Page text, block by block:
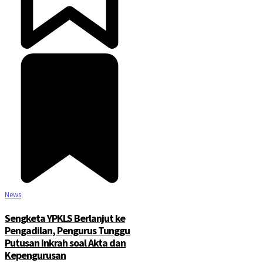
News
Sengketa YPKLS Berlanjut ke
Pengadilan, Pengurus Tunggu
Putusan Inkrah soal Akta dan
Kepengurusan